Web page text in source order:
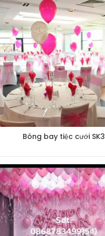
Bóng bay tiệc cưới SK3